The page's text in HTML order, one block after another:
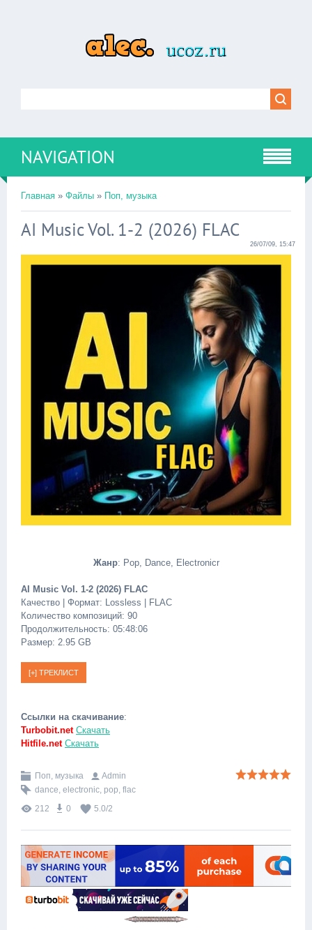
NAVIGATION
Главная » Файлы » Поп, музыка
AI Music Vol. 1-2 (2026) FLAC
26/07/09, 15:47
Жанр: Pop, Dance, Electronicr
AI Music Vol. 1-2 (2026) FLAC
Качество | Формат: Lossless | FLAC
Количество композиций: 90
Продолжительность: 05:48:06
Размер: 2.95 GB
Ссылки на скачивание:
Turbobit.net Скачать
Hitfile.net Скачать
Поп, музыка
Admin
dance, electronic, pop, flac
212
0 5.0/2